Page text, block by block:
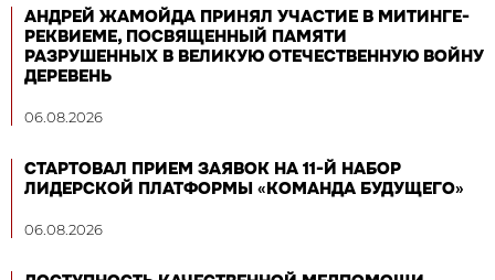
АНДРЕЙ ЖАМОЙДА ПРИНЯЛ УЧАСТИЕ В МИТИНГЕ-
РЕКВИЕМЕ, ПОСВЯЩЕННЫЙ ПАМЯТИ
РАЗРУШЕННЫХ В ВЕЛИКУЮ ОТЕЧЕСТВЕННУЮ ВОЙНУ
ДЕРЕВЕНЬ
06.08.2026
СТАРТОВАЛ ПРИЕМ ЗАЯВОК НА 11-Й НАБОР
ЛИДЕРСКОЙ ПЛАТФОРМЫ «КОМАНДА БУДУЩЕГО»
06.08.2026